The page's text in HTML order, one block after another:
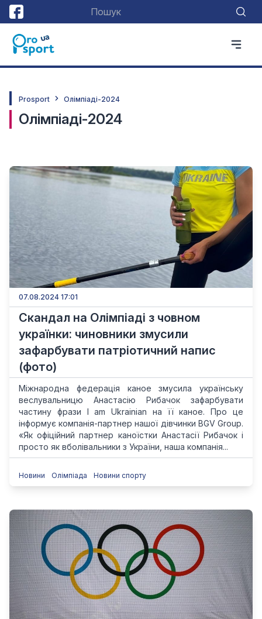
Prosport Олімпіаді-2024
Олімпіаді-2024
07.08.2024 17:01
Скандал на Олімпіаді з човном
українки: чиновники змусили
зафарбувати патріотичний напис
(фото)
Міжнародна федерація каное змусила українську
веслувальницю Анастасію Рибачок зафарбувати
частину фрази I am Ukrainian на її каное. Про це
інформує компанія-партнер нашої дівчинки BGV Group.
«Як офіційний партнер каноїстки Анастасії Рибачок і
просто як вболівальники з України, наша компанія...
Новини Олімпіада Новини спорту